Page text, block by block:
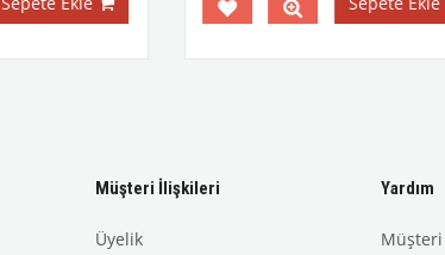
Müşteri İlişkileri
Üyelik
Yardım